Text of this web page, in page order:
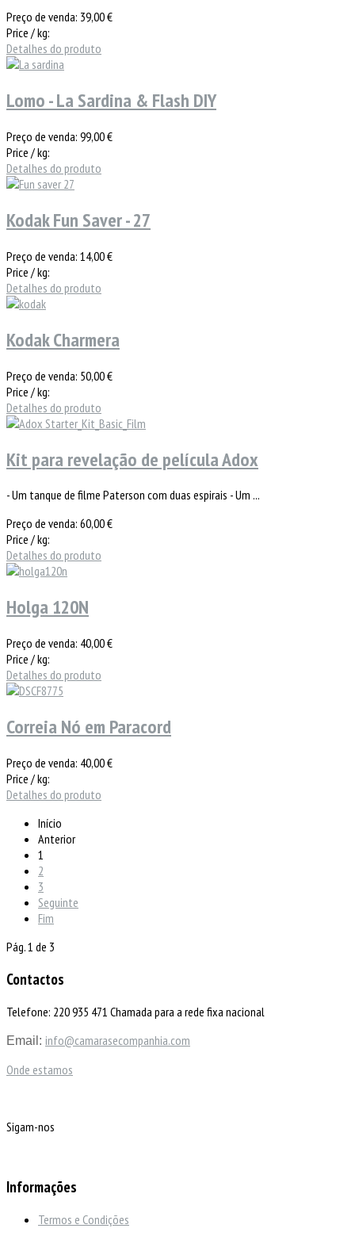
Preço de venda: 39,00 €
Price / kg:
Detalhes do produto
Lomo - La Sardina & Flash DIY
Preço de venda: 99,00 €
Price / kg:
Detalhes do produto
Kodak Fun Saver - 27
Preço de venda: 14,00 €
Price / kg:
Detalhes do produto
Kodak Charmera
Preço de venda: 50,00 €
Price / kg:
Detalhes do produto
Kit para revelação de película Adox
- Um tanque de filme Paterson com duas espirais - Um ...
Preço de venda: 60,00 €
Price / kg:
Detalhes do produto
Holga 120N
Preço de venda: 40,00 €
Price / kg:
Detalhes do produto
Correia Nó em Paracord
Preço de venda: 40,00 €
Price / kg:
Detalhes do produto
Início
Anterior
1
2
3
Seguinte
Fim
Pág. 1 de 3
Contactos
Telefone: 220 935 471 Chamada para a rede fixa nacional
Email: info@camarasecompanhia.com
Onde estamos
Sigam-nos
Informações
Termos e Condições